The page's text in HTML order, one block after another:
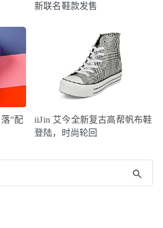
新联名鞋款发售
”配
iiJin 艾今全新复古高帮帆布鞋
登陆，时尚轮回